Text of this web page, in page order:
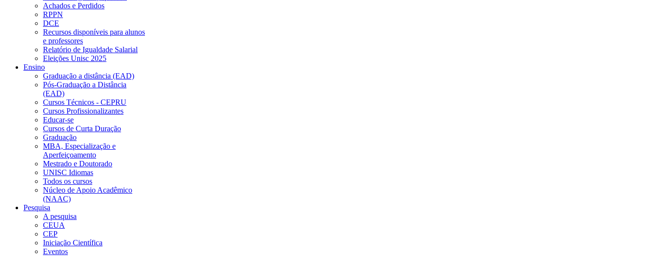
Achados e Perdidos
RPPN
DCE
Recursos disponíveis para alunos
e professores
Relatório de Igualdade Salarial
Eleições Unisc 2025
Ensino
Graduação a distância (EAD)
Pós-Graduação a Distância
(EAD)
Cursos Técnicos - CEPRU
Cursos Profissionalizantes
Educar-se
Cursos de Curta Duração
Graduação
MBA, Especialização e
Aperfeiçoamento
Mestrado e Doutorado
UNISC Idiomas
Todos os cursos
Núcleo de Apoio Acadêmico
(NAAC)
Pesquisa
A pesquisa
CEUA
CEP
Iniciação Científica
Eventos